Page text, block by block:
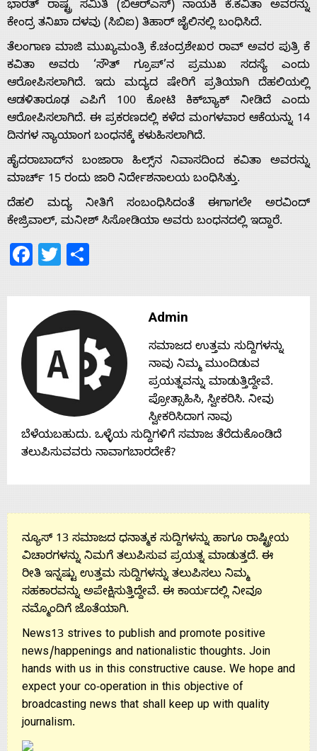
Home
About
Us
Advertise
With
Contact
Us
ಭಾರತ್ ರಾಷ್ಟ್ರ ಸಮಿತಿ (ಬಿಆರ್‌ಎಸ್) ನಾಯಕಿ ಕೆ.ಕವಿತಾ ಅವರನ್ನು
ಕೇಂದ್ರ ತನಿಖಾ ದಳವು (ಸಿಬಿಐ) ತಿಹಾರ್ ಜೈಲಿನಲ್ಲಿ ಬಂಧಿಸಿದೆ.
ತೆಲಂಗಾಣ ಮಾಜಿ ಮುಖ್ಯಮಂತ್ರಿ ಕೆ.ಚಂದ್ರಶೇಖರ ರಾವ್ ಅವರ ಪುತ್ರಿ ಕೆ
ಕವಿತಾ ಅವರು ‘ಸೌತ್ ಗ್ರೂಪ್’ನ ಪ್ರಮುಖ ಸದಸ್ಯೆ ಎಂದು
ಆರೋಪಿಸಲಾಗಿದೆ. ಇದು ಮದ್ಯದ ಷೇರಿಗೆ ಪ್ರತಿಯಾಗಿ ದೆಹಲಿಯಲ್ಲಿ
ಆಡಳಿತಾರೂಢ ಎಪಿಗೆ 100 ಕೋಟಿ ಕಿಕ್‌ಬ್ಯಾಕ್ ನೀಡಿದೆ ಎಂದು
ಆರೋಪಿಸಲಾಗಿದೆ. ಈ ಪ್ರಕರಣದಲ್ಲಿ ಕಳೆದ ಮಂಗಳವಾರ ಆಕೆಯನ್ನು 14
ದಿನಗಳ ನ್ಯಾಯಾಂಗ ಬಂಧನಕ್ಕೆ ಕಳುಹಿಸಲಾಗಿದೆ.
ಹೈದರಾಬಾದ್‌ನ ಬಂಜಾರಾ ಹಿಲ್ಸ್‌ನ ನಿವಾಸದಿಂದ ಕವಿತಾ ಅವರನ್ನು
ಮಾರ್ಚ್ 15 ರಂದು ಜಾರಿ ನಿರ್ದೇಶನಾಲಯ ಬಂಧಿಸಿತ್ತು.
ದೆಹಲಿ ಮದ್ಯ ನೀತಿಗೆ ಸಂಬಂಧಿಸಿದಂತೆ ಈಗಾಗಲೇ ಅರವಿಂದ್‌
ಕೇಜ್ರಿವಾಲ್‌, ಮನೀಶ್‌ ಸಿಸೋಡಿಯಾ ಅವರು ಬಂಧನದಲ್ಲಿ ಇದ್ದಾರೆ.
Facebook
Twitter
Admin
ಸಮಾಜದ ಉತ್ತಮ ಸುದ್ದಿಗಳನ್ನು
ನಾವು ನಿಮ್ಮ ಮುಂದಿಡುವ
ಪ್ರಯತ್ನವನ್ನು ಮಾಡುತ್ತಿದ್ದೇವೆ.
ಪ್ರೋತ್ಸಾಹಿಸಿ, ಸ್ವೀಕರಿಸಿ. ನೀವು
ಸ್ವೀಕರಿಸಿದಾಗ ನಾವು
ಬೆಳೆಯಬಹುದು. ಒಳ್ಳೆಯ ಸುದ್ದಿಗಳಿಗೆ ಸಮಾಜ ತೆರೆದುಕೊಂಡಿದೆ
ತಲುಪಿಸುವವರು ನಾವಾಗಬಾರದೇಕೆ?
ನ್ಯೂಸ್ 13 ಸಮಾಜದ ಧನಾತ್ಮಕ ಸುದ್ದಿಗಳನ್ನು ಹಾಗೂ ರಾಷ್ಟ್ರೀಯ
ವಿಚಾರಗಳನ್ನು ನಿಮಗೆ ತಲುಪಿಸುವ ಪ್ರಯತ್ನ ಮಾಡುತ್ತದೆ. ಈ
ರೀತಿ ಇನ್ನಷ್ಟು ಉತ್ತಮ ಸುದ್ದಿಗಳನ್ನು ತಲುಪಿಸಲು ನಿಮ್ಮ
ಸಹಕಾರವನ್ನು ಅಪೇಕ್ಷಿಸುತ್ತಿದ್ದೇವೆ. ಈ ಕಾರ್ಯದಲ್ಲಿ ನೀವೂ
ನಮ್ಮೊಂದಿಗೆ ಜೊತೆಯಾಗಿ.
News13 strives to publish and promote positive
news/happenings and nationalistic thoughts. Join
hands with us in this constructive cause. We hope and
expect your co-operation in this objective of
broadcasting news that shall keep up with quality
journalism.